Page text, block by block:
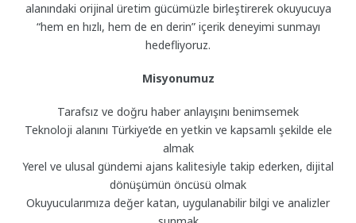
alanındaki orijinal üretim gücümüzle birleştirerek okuyucuya
“hem en hızlı, hem de en derin” içerik deneyimi sunmayı
hedefliyoruz.
Misyonumuz
Tarafsız ve doğru haber anlayışını benimsemek
Teknoloji alanını Türkiye’de en yetkin ve kapsamlı şekilde ele
almak
Yerel ve ulusal gündemi ajans kalitesiyle takip ederken, dijital
dönüşümün öncüsü olmak
Okuyucularımıza değer katan, uygulanabilir bilgi ve analizler